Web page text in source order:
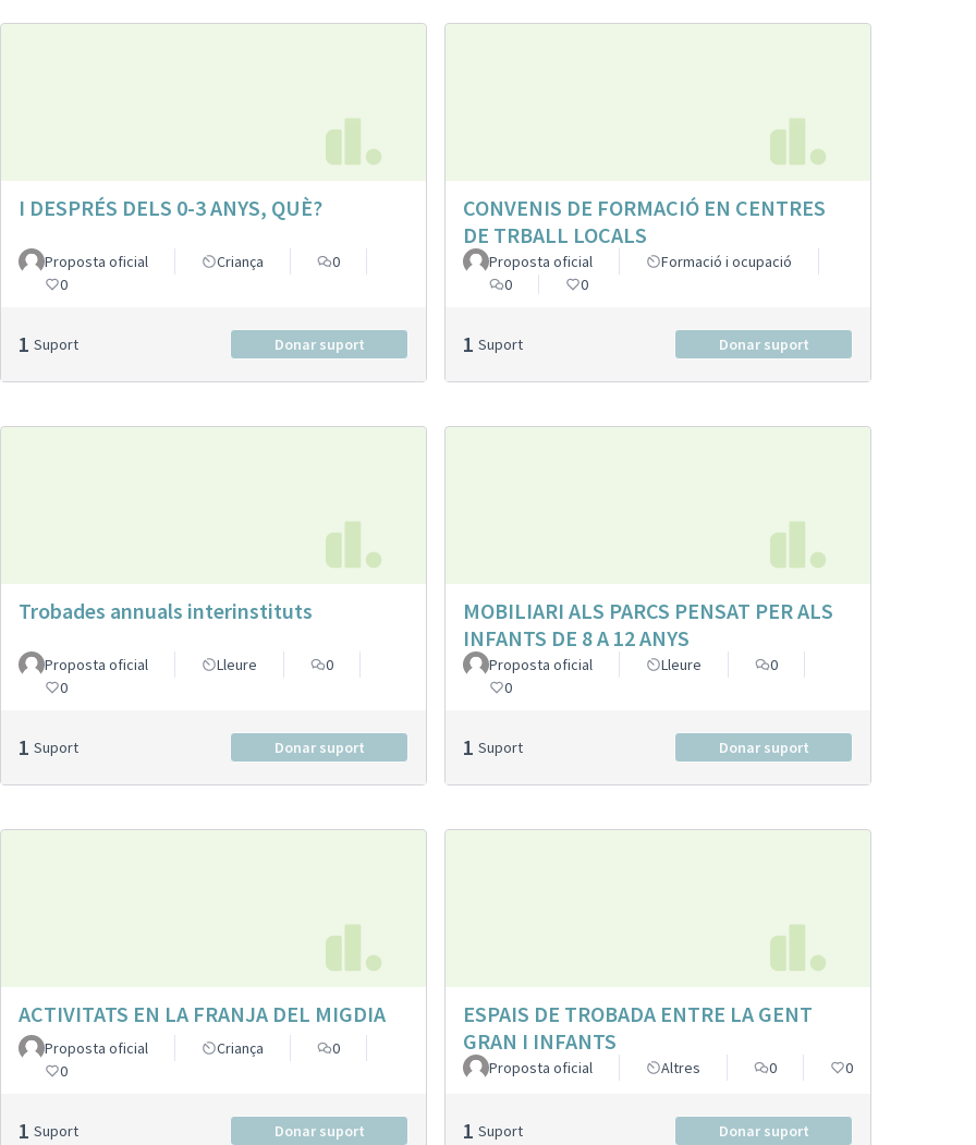
I DESPRÉS DELS 0-3 ANYS, QUÈ?
Proposta oficial Criança
0
0
1 Suport Donar suport
CONVENIS DE FORMACIÓ EN CENTRES
DE TRBALL LOCALS
Proposta oficial
Formació i ocupació
0
0
1 Suport Donar suport
Trobades annuals interinstituts
Proposta oficial Lleure
0
0
1 Suport Donar suport
MOBILIARI ALS PARCS PENSAT PER ALS
INFANTS DE 8 A 12 ANYS
Proposta oficial Lleure
0
0
1 Suport Donar suport
ACTIVITATS EN LA FRANJA DEL MIGDIA
Proposta oficial Criança
0
0
1 Suport Donar suport
ESPAIS DE TROBADA ENTRE LA GENT
GRAN I INFANTS
Proposta oficial Altres 0 0
1 Suport Donar suport